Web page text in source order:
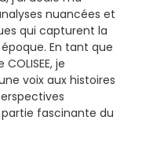
nuancées et
qui capturent la
En tant que
je
voix aux histoires
fascinante du